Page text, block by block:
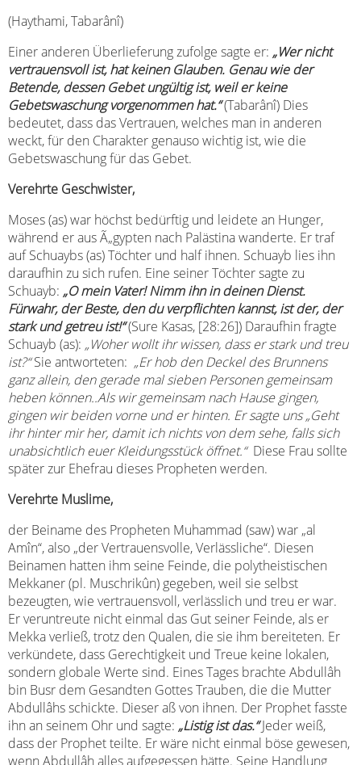
(Haythami, Tabarânî)
Einer anderen Überlieferung zufolge sagte er: „Wer nicht
vertrauensvoll ist, hat keinen Glauben. Genau wie der
Betende, dessen Gebet ungültig ist, weil er keine
Gebetswaschung vorgenommen hat.“(Tabarânî) Dies
bedeutet, dass das Vertrauen, welches man in anderen
weckt, für den Charakter genauso wichtig ist, wie die
Gebetswaschung für das Gebet.
Verehrte Geschwister,
Moses (as) war höchst bedürftig und leidete an Hunger,
während er aus Ã„gypten nach Palästina wanderte. Er traf
auf Schuaybs (as) Töchter und half ihnen. Schuayb lies ihn
daraufhin zu sich rufen. Eine seiner Töchter sagte zu
Schuayb: „O mein Vater! Nimm ihn in deinen Dienst.
Fürwahr, der Beste, den du verpflichten kannst, ist der, der
stark und getreu ist!“(Sure Kasas, [28:26]) Daraufhin fragte
Schuayb (as): „Woher wollt ihr wissen, dass er stark und treu
ist?“Sie antworteten: „Er hob den Deckel des Brunnens
ganz allein, den gerade mal sieben Personen gemeinsam
heben können..Als wir gemeinsam nach Hause gingen,
gingen wir beiden vorne und er hinten. Er sagte uns „Geht
ihr hinter mir her, damit ich nichts von dem sehe, falls sich
unabsichtlich euer Kleidungsstück öffnet.“ Diese Frau sollte
später zur Ehefrau dieses Propheten werden.
Verehrte Muslime,
der Beiname des Propheten Muhammad (saw) war „al
Amîn“, also „der Vertrauensvolle, Verlässliche“. Diesen
Beinamen hatten ihm seine Feinde, die polytheistischen
Mekkaner (pl. Muschrikûn) gegeben, weil sie selbst
bezeugten, wie vertrauensvoll, verlässlich und treu er war.
Er veruntreute nicht einmal das Gut seiner Feinde, als er
Mekka verließ, trotz den Qualen, die sie ihm bereiteten. Er
verkündete, dass Gerechtigkeit und Treue keine lokalen,
sondern globale Werte sind. Eines Tages brachte Abdullâh
bin Busr dem Gesandten Gottes Trauben, die die Mutter
Abdullâhs schickte. Dieser aß von ihnen. Der Prophet fasste
ihn an seinem Ohr und sagte: „Listig ist das.“Jeder weiß,
dass der Prophet teilte. Er wäre nicht einmal böse gewesen,
wenn Abdullâh alles aufgegessen hätte. Seine Handlung